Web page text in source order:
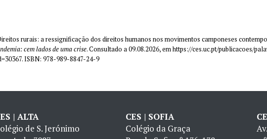
rurais: a ressignificação dos direitos humanos nos movimentos camponeses
cem lados de uma crise. Consultado a 09.08.2026, em https://ces.uc.pt/publicacoes/
ISBN: 978-989-8847-24-9
| ALTA
de S. Jerónimo
CES | SOFIA
Colégio da Graça